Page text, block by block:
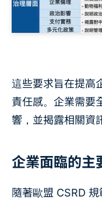
這些要求旨在提高
責任感。企業需要
響，並揭露相關資
企業面臨的主
隨著歐盟 CSRD